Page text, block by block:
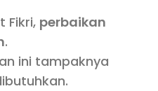
Fikri, perbaikan
.
ini tampaknya